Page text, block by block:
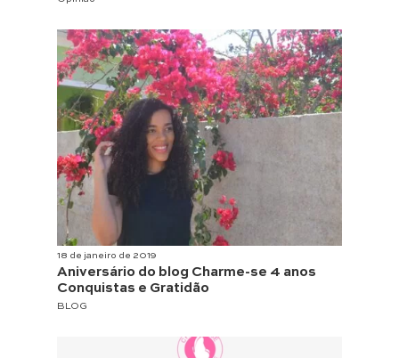
18 de janeiro de 2019
Aniversário do blog Charme-se 4 anos
Conquistas e Gratidão
BLOG